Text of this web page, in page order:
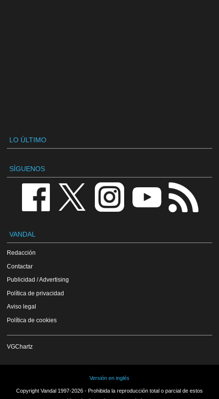
LO ÚLTIMO
SÍGUENOS
VANDAL
Redacción
Contactar
Publicidad / Advertising
Política de privacidad
Aviso legal
Política de cookies
VGChartz
Versión en inglés
Copyright Vandal 1997-2026 - Prohibida la reproducción total o parcial de estos